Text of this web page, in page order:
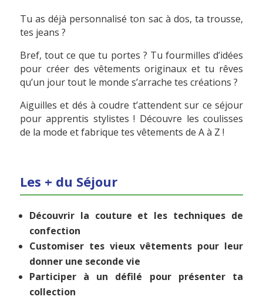
Tu as déjà personnalisé ton sac à dos, ta trousse,
tes jeans ?
Bref, tout ce que tu portes ? Tu fourmilles d’idées
pour créer des vêtements originaux et tu rêves
qu’un jour tout le monde s’arrache tes créations ?
Aiguilles et dés à coudre t’attendent sur ce séjour
pour apprentis stylistes ! Découvre les coulisses
de la mode et fabrique tes vêtements de A à Z !
Les + du Séjour
Découvrir la couture et les techniques de
confection
Customiser tes vieux vêtements pour leur
donner une seconde vie
Participer à un défilé pour présenter ta
collection